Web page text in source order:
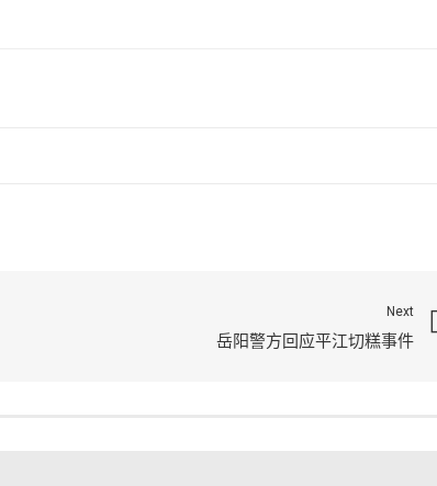
Next
岳阳警方回应平江切糕事件